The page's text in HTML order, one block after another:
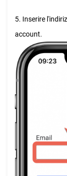
5. Inserire
account.